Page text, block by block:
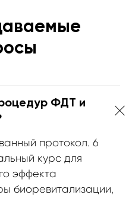
ФДТ и
протокол. 6
курс для
эффекта
биоревитализации,